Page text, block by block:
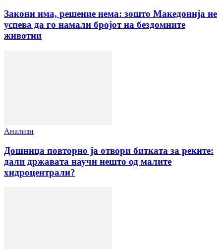
Закони има, решение нема: зошто Македонија не
успева да го намали бројот на бездомните
животни
Анализи
Дошница повторно ја отвори битката за реките:
дали државата научи нешто од малите
хидроцентрали?